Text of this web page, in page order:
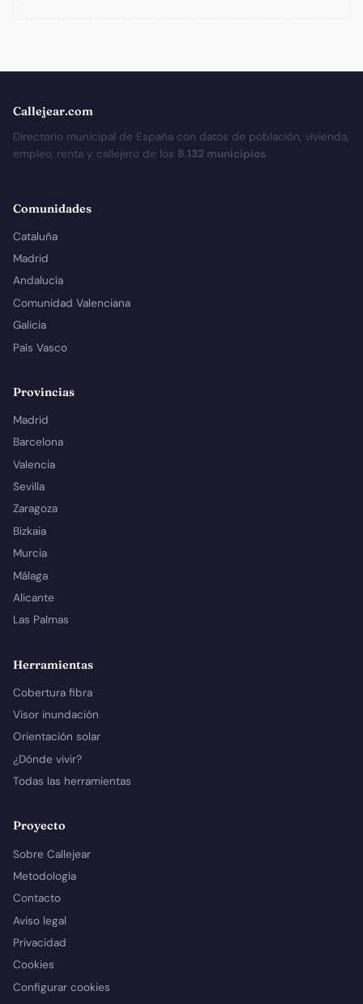
Callejear.com
Directorio municipal de España con datos de población, vivienda,
empleo, renta y callejero de los 8.132 municipios.
Comunidades
Cataluña
Madrid
Andalucía
Comunidad Valenciana
Galicia
País Vasco
Provincias
Madrid
Barcelona
Valencia
Sevilla
Zaragoza
Bizkaia
Murcia
Málaga
Alicante
Las Palmas
Herramientas
Cobertura fibra
Visor inundación
Orientación solar
¿Dónde vivir?
Todas las herramientas
Proyecto
Sobre Callejear
Metodología
Contacto
Aviso legal
Privacidad
Cookies
Configurar cookies